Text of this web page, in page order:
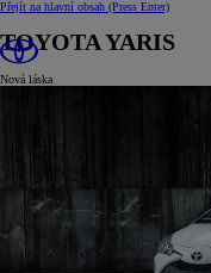
Přejít na hlavní obsah (Press Enter)
TOYOTA YARIS
Nová láska